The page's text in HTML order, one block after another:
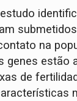
na
genes estão
de